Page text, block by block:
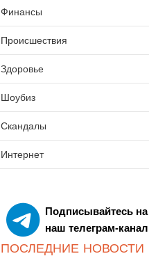
Финансы
Происшествия
Здоровье
Шоубиз
Скандалы
Интернет
Подписывайтесь на
наш телеграм-канал
ПОСЛЕДНИЕ НОВОСТИ